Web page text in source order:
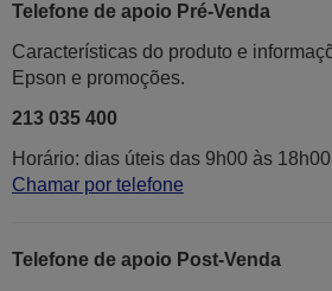
Telefone de apoio Pré-Venda
Características do produto e
Epson e promoções.
213 035 400
Horário: dias úteis das 9h00 às
Chamar por telefone
Telefone de apoio Post-Venda